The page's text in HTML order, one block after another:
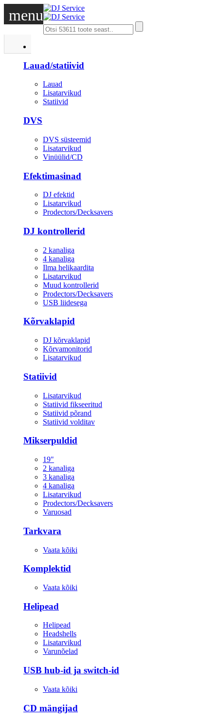
menu
Lauad/statiivid
Lauad
Lisatarvikud
Statiivid
DVS
DVS süsteemid
Lisatarvikud
Vinüülid/CD
Efektimasinad
DJ efektid
Lisatarvikud
Prodectors/Decksavers
DJ kontrollerid
2 kanaliga
4 kanaliga
Ilma helikaardita
Lisatarvikud
Muud kontrollerid
Prodectors/Decksavers
USB liidesega
Kõrvaklapid
DJ kõrvaklapid
Kõrvamonitorid
Lisatarvikud
Statiivid
Lisatarvikud
Statiivid fikseeritud
Statiivid põrand
Statiivid volditav
Mikserpuldid
19"
2 kanaliga
3 kanaliga
4 kanaliga
Lisatarvikud
Prodectors/Decksavers
Varuosad
Tarkvara
Vaata kõiki
Komplektid
Vaata kõiki
Helipead
Helipead
Headshells
Lisatarvikud
Varunõelad
USB hub-id ja switch-id
Vaata kõiki
CD mängijad